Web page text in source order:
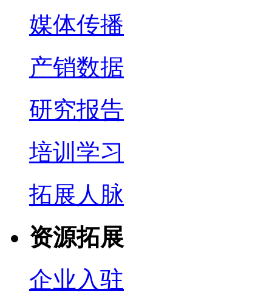
媒体传播
产销数据
研究报告
培训学习
拓展人脉
资源拓展
企业入驻